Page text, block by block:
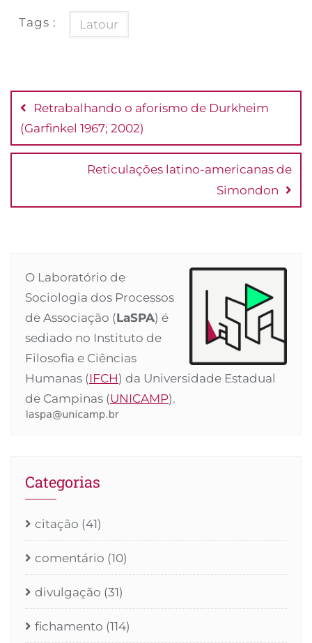
Tags : Latour
de
Post
Retrabalhando o aforismo de Durkheim
(Garfinkel 1967; 2002)
Reticulações latino-americanas de
Simondon
O Laboratório de
Sociologia dos Processos
de Associação (LaSPA) é
sediado no Instituto de
Filosofia e Ciências
Humanas (IFCH) da Universidade Estadual
de Campinas (UNICAMP).
Categorias
citação (41)
comentário (10)
divulgação (31)
fichamento (114)